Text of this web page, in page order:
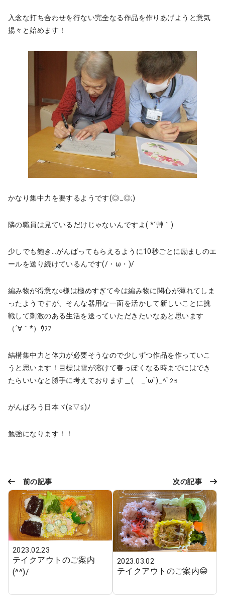
入念な打ち合わせを行ない完全なる作品を作りあげようと意気
揚々と始めます！
かなり集中力を要するようです(◎_◎;)
隣の職員は見ているだけじゃないんですよ( *´艸｀)
少しでも飽き…がんばってもらえるように10秒ごとに励ましのエ
ールを送り続けているんです(/・ω・)/
編み物が得意な○様は極めすぎて今は編み物に関心が薄れてしま
ったようですが、そんな器用な一面を活かして新しいことに挑
戦して刺激のある生活を送っていただきたいなあと思います
（´∀｀*）ｳﾌﾌ
結構集中力と体力が必要そうなので少しずつ作品を作っていこ
うと思います！目標は雪が溶けて春っぽくなる時までにはでき
たらいいなと勝手に考えております＿( _´ω`)_ﾍﾟｼｮ
がんばろう日本ヾ(≧▽≦)ﾉ
勉強になります！！
前の記事
2023.02.23
テイクアウトのご案内
(^^)/
次の記事
2023.03.02
テイクアウトのご案内😁